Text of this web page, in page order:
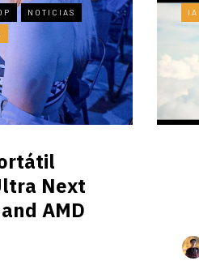
NOTICIAS
​Next
AMD
IA